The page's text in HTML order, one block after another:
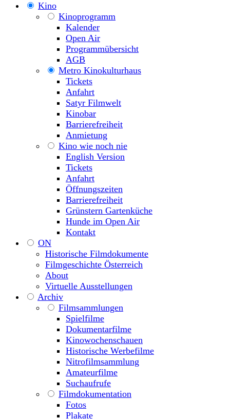
Kino
Kinoprogramm
Kalender
Open Air
Programmübersicht
AGB
Metro Kinokulturhaus
Tickets
Anfahrt
Satyr Filmwelt
Kinobar
Barrierefreiheit
Anmietung
Kino wie noch nie
English Version
Tickets
Anfahrt
Öffnungszeiten
Barrierefreiheit
Grünstern Gartenküche
Hunde im Open Air
Kontakt
ON
Historische Filmdokumente
Filmgeschichte Österreich
About
Virtuelle Ausstellungen
Archiv
Filmsammlungen
Spielfilme
Dokumentarfilme
Kinowochenschauen
Historische Werbefilme
Nitrofilmsammlung
Amateurfilme
Suchaufrufe
Filmdokumentation
Fotos
Plakate